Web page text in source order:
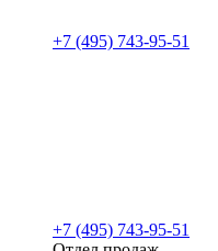
+7 (495) 743-95-51
+7 (495) 743-95-51